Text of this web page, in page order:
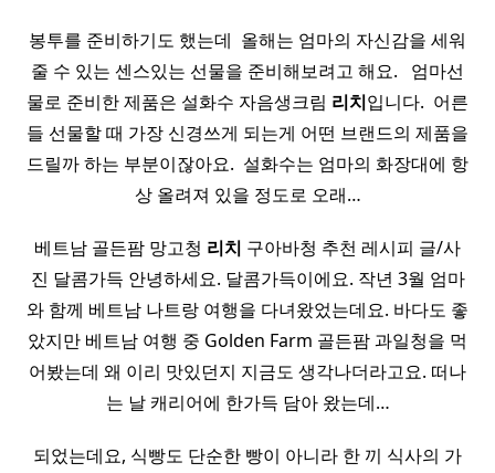
봉투를 준비하기도 했는데 ​ 올해는 엄마의 자신감을 세워
줄 수 있는 센스있는 선물을 준비해보려고 해요. ​ ​ 엄마선
물로 준비한 제품은 설화수 자음생크림 리치입니다. ​ 어른
들 선물할 때 가장 신경쓰게 되는게 어떤 브랜드의 제품을
드릴까 하는 부분이잖아요. ​ 설화수는 엄마의 화장대에 항
상 올려져 있을 정도로 오래…
베트남 골든팜 망고청 리치 구아바청 추천 레시피 글/사
진 달콤가득 안녕하세요. 달콤가득이에요. 작년 3월 엄마
와 함께 베트남 나트랑 여행을 다녀왔었는데요. 바다도 좋
았지만 베트남 여행 중 Golden Farm 골든팜 과일청을 먹
어봤는데 왜 이리 맛있던지 지금도 생각나더라고요. 떠나
는 날 캐리어에 한가득 담아 왔는데…
되었는데요, 식빵도 단순한 빵이 아니라 한 끼 식사의 가